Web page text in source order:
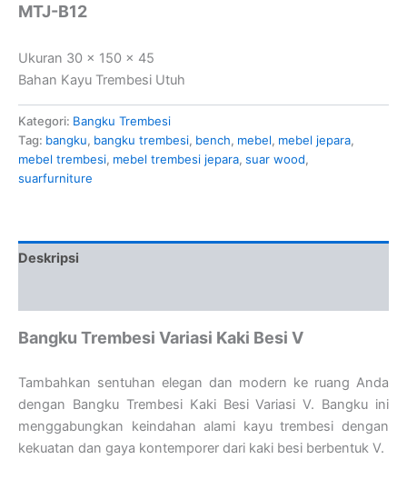
MTJ-B12
Ukuran 30 x 150 x 45
Bahan Kayu Trembesi Utuh
Kategori: Bangku Trembesi
Tag: bangku, bangku trembesi, bench, mebel, mebel jepara,
mebel trembesi, mebel trembesi jepara, suar wood,
suarfurniture
Deskripsi
Bangku Trembesi Variasi Kaki Besi V
Tambahkan sentuhan elegan dan modern ke ruang Anda
dengan Bangku Trembesi Kaki Besi Variasi V. Bangku ini
menggabungkan keindahan alami kayu trembesi dengan
kekuatan dan gaya kontemporer dari kaki besi berbentuk V.